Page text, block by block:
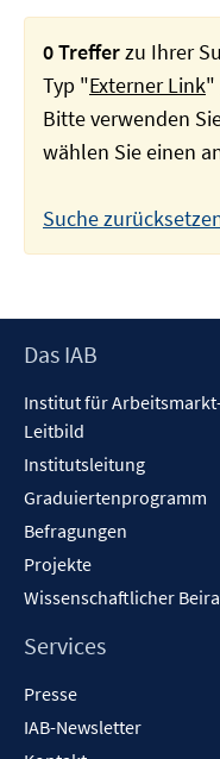
0 Trefferzu Ihrer
Typ "Externer Link"
Bitte verwenden
wählen Sie einen
Suche
Footer
Das IAB
Institut für
Leitbild
Institutsleitung
Graduiertenprogramm
Befragungen
Projekte
Wissenschaftlicher
Services
Presse
IAB-Newsletter